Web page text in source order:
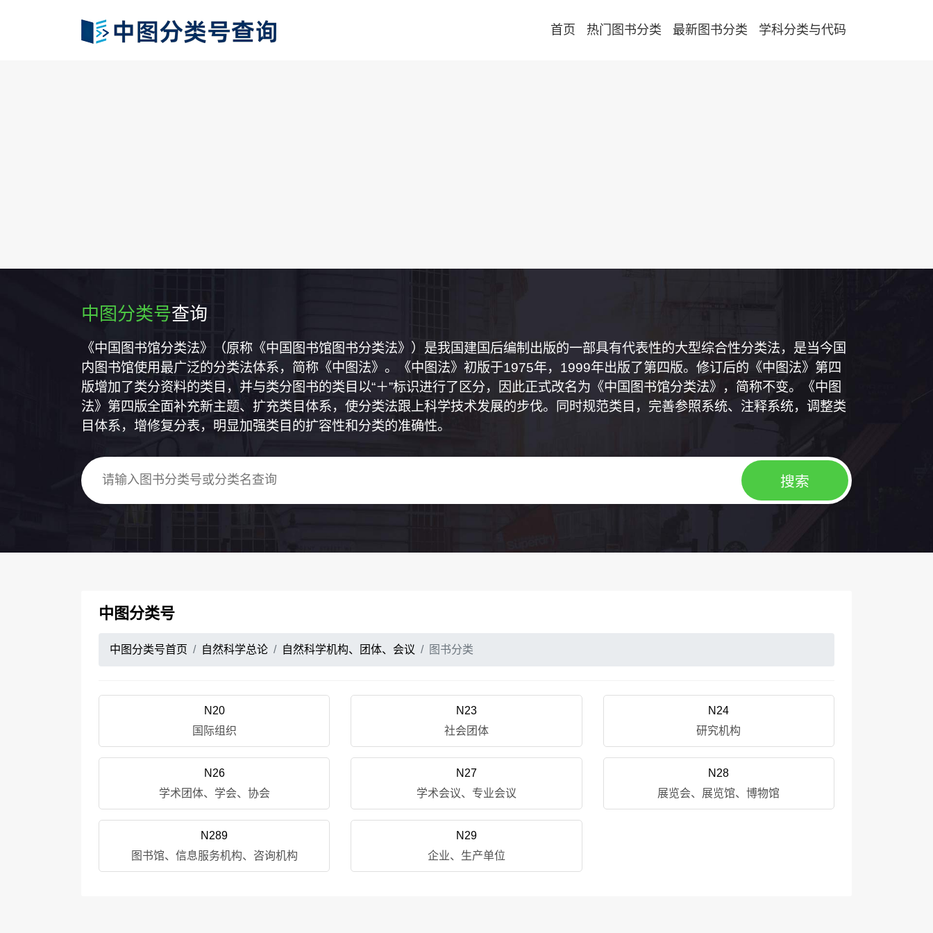
首页 热门图书分类 最新图书分类 学科分类与代码
中图分类号查询
《中国图书馆分类法》（原称《中国图书馆图书分类法》）是我国建国后编制出版的一部具有代表性的大型综合性分类法，是当今国
内图书馆使用最广泛的分类法体系，简称《中图法》。《中图法》初版于1975年，1999年出版了第四版。修订后的《中图法》第四
版增加了类分资料的类目，并与类分图书的类目以“＋”标识进行了区分，因此正式改名为《中国图书馆分类法》，简称不变。《中图
法》第四版全面补充新主题、扩充类目体系，使分类法跟上科学技术发展的步伐。同时规范类目，完善参照系统、注释系统，调整类
目体系，增修复分表，明显加强类目的扩容性和分类的准确性。
中图分类号
中图分类号首页 自然科学总论 自然科学机构、团体、会议 图书分类
N20
国际组织
N23
社会团体
N24
研究机构
N26
学术团体、学会、协会
N27
学术会议、专业会议
N28
展览会、展览馆、博物馆
N289
图书馆、信息服务机构、咨询机构
N29
企业、生产单位